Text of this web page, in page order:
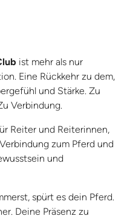
ist mehr als nur
Eine Rückkehr zu dem,
und Stärke. Zu
Verbindung.
Reiter und Reiterinnen,
zum Pferd und
und
spürt es dein Pferd.
Deine Präsenz zu